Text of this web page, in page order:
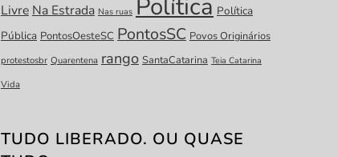
Livre Na Estrada Nas ruas Política Política
Pública PontosOesteSC PontosSC Povos Originários
protestosbr Quarentena rango SantaCatarina Teia Catarina
Vida
TUDO LIBERADO. OU QUASE